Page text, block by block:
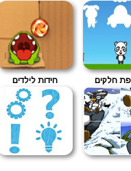
חלקים חידות לילדים